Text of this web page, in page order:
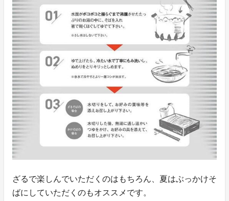
ざるで楽しんでいただくのはもちろん、夏はぶっかけそ
ばにしていただくのもオススメです。